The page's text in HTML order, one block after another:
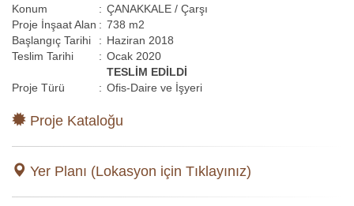
Konum
: ÇANAKKALE / Çarşı
Proje İnşaat Alan : 738 m2
Başlangıç Tarihi
: Haziran 2018
Teslim Tarihi
: Ocak 2020
TESLİM EDİLDİ
Proje Türü
: Ofis-Daire ve İşyeri
Proje Kataloğu
Yer Planı (Lokasyon için Tıklayınız)